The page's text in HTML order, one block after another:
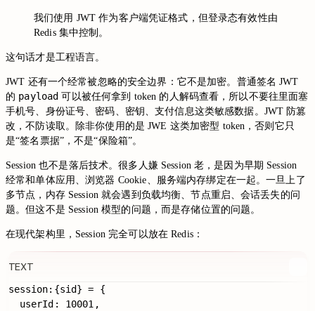
我们使用 JWT 作为客户端凭证格式，但登录态有效性由
Redis 集中控制。
这句话才是工程语言。
JWT 还有一个经常被忽略的安全边界：它不是加密。普通签名 JWT
的 payload 可以被任何拿到 token 的人解码查看，所以不要往里面塞
手机号、身份证号、密码、密钥、支付信息这类敏感数据。JWT 防篡
改，不防读取。除非你使用的是 JWE 这类加密型 token，否则它只
是“签名票据”，不是“保险箱”。
Session 也不是落后技术。很多人嫌 Session 老，是因为早期 Session
经常和单体应用、浏览器 Cookie、服务端内存绑定在一起。一旦上了
多节点，内存 Session 就会遇到负载均衡、节点重启、会话丢失的问
题。但这不是 Session 模型的问题，而是存储位置的问题。
在现代架构里，Session 完全可以放在 Redis：
TEXT
session:{sid} = {
  userId: 10001,